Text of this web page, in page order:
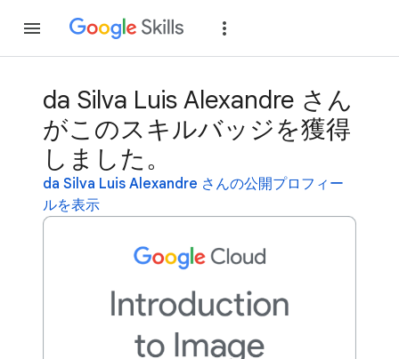
da Silva Luis Alexandre さん
がこのスキルバッジを獲得
しました。
da Silva Luis Alexandre さんの公開プロフィー
ルを表示